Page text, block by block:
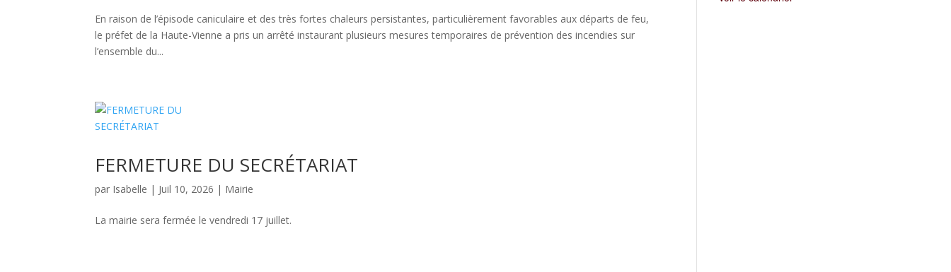
En raison de l’épisode caniculaire et des très fortes chaleurs persistantes, particulièrement favorables aux départs de feu,
le préfet de la Haute-Vienne a pris un arrêté instaurant plusieurs mesures temporaires de prévention des incendies sur
l’ensemble du...
FERMETURE DU SECRÉTARIAT
par Isabelle | Juil 10, 2026 | Mairie
La mairie sera fermée le vendredi 17 juillet.